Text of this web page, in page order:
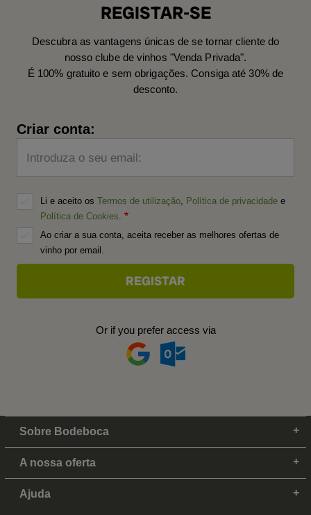
REGISTAR-SE
Descubra as vantagens únicas de se tornar cliente do
nosso clube de vinhos "Venda Privada".
É 100% gratuito e sem obrigações. Consiga até 30% de
desconto.
Criar conta:
Introduza o seu email:
Li e aceito os Termos de utilização Política de privacidade e
Política de Cookies
Ao criar a sua conta, aceita receber as melhores ofertas de
vinho por email.
Or if you prefer access via
Sobre Bodeboca
A nossa oferta
Ajuda